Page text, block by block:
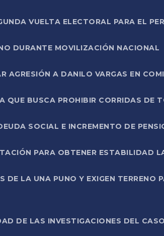
VUELTA ELECTORAL PARA EL
DURANTE MOVILIZACIÓN NACIONAL
A DANILO VARGAS EN
QUE BUSCA PROHIBIR CORRIDAS DE
SOCIAL E INCREMENTO DE
PARA OBTENER ESTABILIDAD
LA UNA PUNO Y EXIGEN TERRENO
DE LAS INVESTIGACIONES DEL